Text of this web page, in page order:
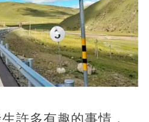
許多有趣的事情，